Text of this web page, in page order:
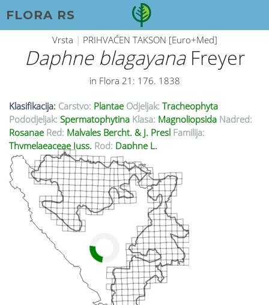
FLORA RS
Vrsta | PRIHVAĆEN TAKSON [Euro+Med]
Daphne blagayanaFreyer
in Flora 21: 176. 1838
Klasifikacija: Carstvo: Plantae Odjeljak: Tracheophyta
Pododjeljak: Spermatophytina Klasa: Magnoliopsida Nadred:
Rosanae Red: Malvales Bercht. & J. Presl Familija:
Thymelaeaceae Juss. Rod: Daphne L.